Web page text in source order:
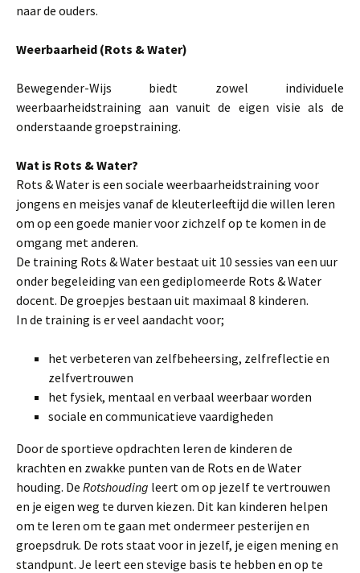
naar de ouders.
Weerbaarheid (Rots & Water)
Bewegender-Wijs biedt zowel individuele
weerbaarheidstraining aan vanuit de eigen visie als de
onderstaande groepstraining.
Wat is Rots & Water?
Rots & Water is een sociale weerbaarheidstraining voor
jongens en meisjes vanaf de kleuterleeftijd die willen leren
om op een goede manier voor zichzelf op te komen in de
omgang met anderen.
De training Rots & Water bestaat uit 10 sessies van een uur
onder begeleiding van een gediplomeerde Rots & Water
docent. De groepjes bestaan uit maximaal 8 kinderen.
In de training is er veel aandacht voor;
het verbeteren van zelfbeheersing, zelfreflectie en
zelfvertrouwen
het fysiek, mentaal en verbaal weerbaar worden
sociale en communicatieve vaardigheden
Door de sportieve opdrachten leren de kinderen de
krachten en zwakke punten van de Rots en de Water
houding. De Rotshouding leert om op jezelf te vertrouwen
en je eigen weg te durven kiezen. Dit kan kinderen helpen
om te leren om te gaan met ondermeer pesterijen en
groepsdruk. De rots staat voor in jezelf, je eigen mening en
standpunt. Je leert een stevige basis te hebben en op te